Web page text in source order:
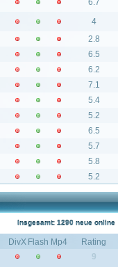
6.7
4
2.8
6.5
6.2
7.1
5.4
5.2
6.5
5.7
5.8
5.2
Insgesamt: 1290 neue online
DivX Flash Mp4
Rating
9